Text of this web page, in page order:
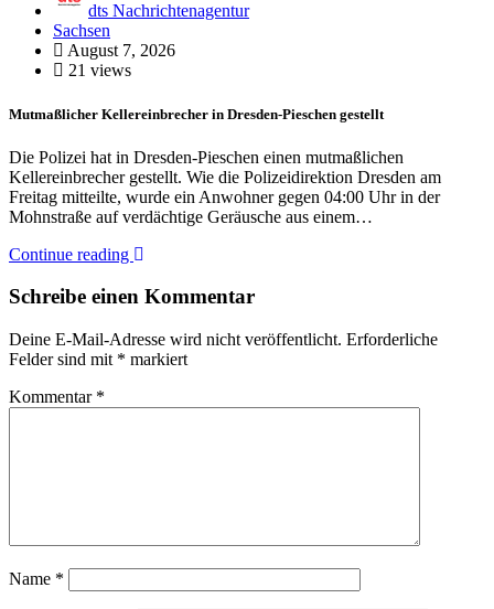
dts Nachrichtenagentur
Sachsen
August 7, 2026
21 views
Mutmaßlicher Kellereinbrecher in Dresden-Pieschen gestellt
Die Polizei hat in Dresden-Pieschen einen mutmaßlichen
Kellereinbrecher gestellt. Wie die Polizeidirektion Dresden am
Freitag mitteilte, wurde ein Anwohner gegen 04:00 Uhr in der
Mohnstraße auf verdächtige Geräusche aus einem…
Continue reading
Schreibe einen Kommentar
Deine E-Mail-Adresse wird nicht veröffentlicht. Erforderliche
Felder sind mit * markiert
Kommentar *
Name *